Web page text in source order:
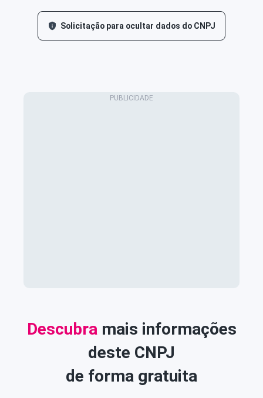
Solicitação para ocultar dados do CNPJ
Descubra mais informações
deste CNPJ
de forma gratuita